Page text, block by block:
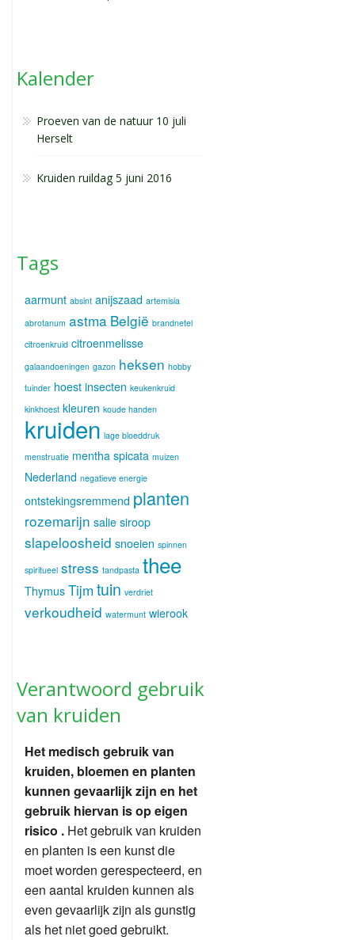
Kalender
Proeven van de natuur 10 juli
Herselt
Kruiden ruildag 5 juni 2016
Tags
aarmunt absint anijszaad artemisia
abrotanum astma België brandnetel
citroenkruid citroenmelisse
galaandoeningen gazon heksen hobby
tuinder hoest insecten keukenkruid
kinkhoest kleuren koude handen
kruiden lage bloeddruk
menstruatie mentha spicata muizen
Nederland negatieve energie
ontstekingsremmend planten
rozemarijn salie siroop
slapeloosheid snoeien spinnen
spiritueel stress tandpasta thee
Thymus Tijm tuin verdriet
verkoudheid watermunt wierook
Verantwoord gebruik
van kruiden
Het medisch gebruik van
kruiden, bloemen en planten
kunnen gevaarlijk zijn en het
gebruik hiervan is op eigen
risico . Het gebruik van kruiden
en planten is een kunst die
moet worden gerespecteerd, en
een aantal kruiden kunnen als
even gevaarlijk zijn als gunstig
als het niet goed gebruikt.